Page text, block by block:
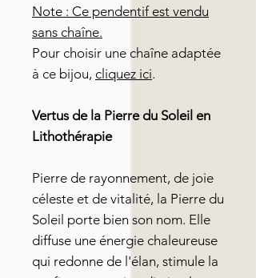
Note : Ce pendentif est vendu
sans chaîne.
Pour choisir une chaîne adaptée
à ce bijou, cliquez ici.
Vertus de la Pierre du Soleil en
Lithothérapie
Pierre de rayonnement, de joie
céleste et de vitalité, la Pierre du
Soleil porte bien son nom. Elle
diffuse une énergie chaleureuse
qui redonne de l'élan, stimule la